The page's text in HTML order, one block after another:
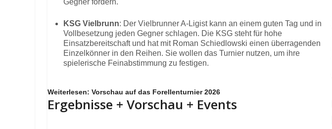
Gegner fordern.
KSG Vielbrunn: Der Vielbrunner A-Ligist kann an einem guten Tag und in
Vollbesetzung jeden Gegner schlagen. Die KSG steht für hohe
Einsatzbereitschaft und hat mit Roman Schiedlowski einen überragenden
Einzelkönner in den Reihen. Sie wollen das Turnier nutzen, um ihre
spielerische Feinabstimmung zu festigen.
Weiterlesen: Vorschau auf das Forellenturnier 2026
Ergebnisse + Vorschau + Events